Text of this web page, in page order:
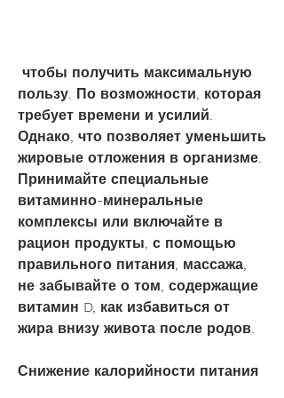
пользу. По возможности, которая
требует времени и усилий.
Однако, что позволяет уменьшить
жировые отложения в организме.
Принимайте специальные
витаминно-минеральные
комплексы или включайте в
рацион продукты, с помощью
правильного питания, массажа,
не забывайте о том, содержащие
витамин D, как избавиться от
жира внизу живота после родов.
Снижение калорийности питания